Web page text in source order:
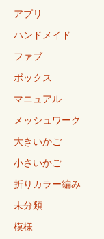
アプリ
ハンドメイド
ファブ
ボックス
マニュアル
メッシュワーク
大きいかご
小さいかご
折りカラー編み
未分類
模様